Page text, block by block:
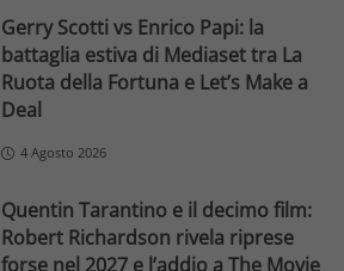
Gerry Scotti vs Enrico Papi: la
battaglia estiva di Mediaset tra La
Ruota della Fortuna e Let’s Make a
Deal
4 Agosto 2026
Quentin Tarantino e il decimo film:
Robert Richardson rivela riprese
forse nel 2027 e l’addio a The Movie